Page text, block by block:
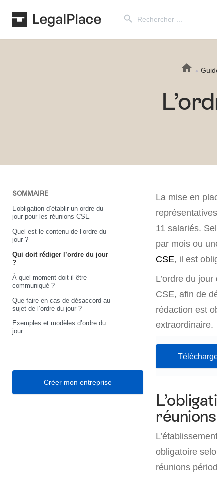
for:
SOMMAIRE
L’obligation d’établir un ordre du
jour pour les réunions CSE
Quel est le contenu de l’ordre du
jour ?
Qui doit rédiger l’ordre du jour
?
À quel moment doit-il être
communiqué ?
Que faire en cas de désaccord au
sujet de l’ordre du jour ?
Exemples et modèles d’ordre du
jour
Créer mon entreprise
La mise en
11 salariés.
par mois ou
CSE, il est
L’ordre du
CSE, afin de
rédaction est
extraordinaire.
obligatoire
réunions